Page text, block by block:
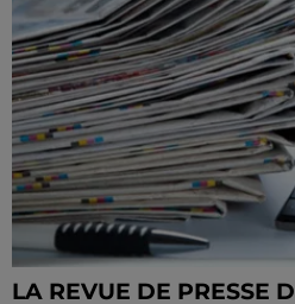
LA REVUE DE PRESSE